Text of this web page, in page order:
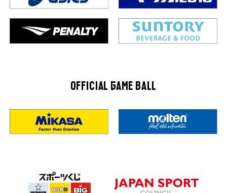
OFFICIAL GAME BALL